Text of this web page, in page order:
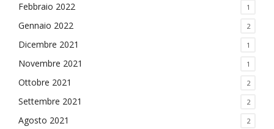
Febbraio 2022 1
Gennaio 2022 2
Dicembre 2021 1
Novembre 2021 1
Ottobre 2021 2
Settembre 2021 2
Agosto 2021 2